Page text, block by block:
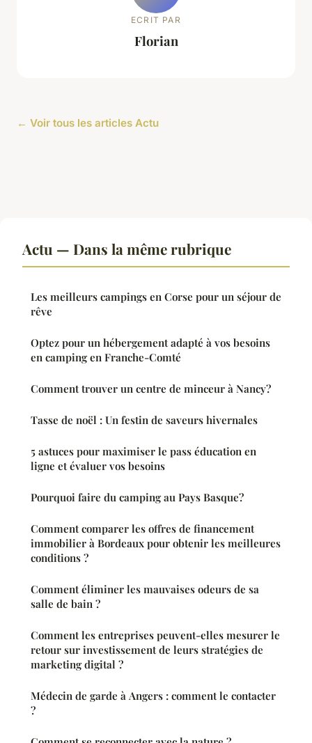
ECRIT PAR
Florian
← Voir tous les articles Actu
Actu — Dans la même rubrique
Les meilleurs campings en Corse pour un séjour de
rêve
Optez pour un hébergement adapté à vos besoins
en camping en Franche-Comté
Comment trouver un centre de minceur à Nancy?
Tasse de noël : Un festin de saveurs hivernales
5 astuces pour maximiser le pass éducation en
ligne et évaluer vos besoins
Pourquoi faire du camping au Pays Basque?
Comment comparer les offres de financement
immobilier à Bordeaux pour obtenir les meilleures
conditions ?
Comment éliminer les mauvaises odeurs de sa
salle de bain ?
Comment les entreprises peuvent-elles mesurer le
retour sur investissement de leurs stratégies de
marketing digital ?
Médecin de garde à Angers : comment le contacter
?